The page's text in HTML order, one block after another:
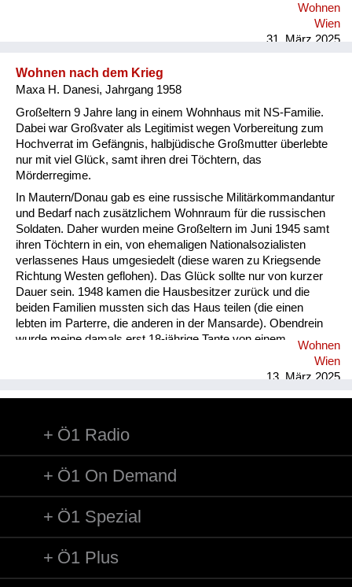
Wohnen
Wien
31. März 2025
Wohnen nach dem Krieg
Maxa H. Danesi, Jahrgang 1958
Großeltern 9 Jahre lang in einem Wohnhaus mit NS-Familie.
Dabei war Großvater als Legitimist wegen Vorbereitung zum
Hochverrat im Gefängnis, halbjüdische Großmutter überlebte
nur mit viel Glück, samt ihren drei Töchtern, das
Mörderregime.
In Mautern/Donau gab es eine russische Militärkommandantur
und Bedarf nach zusätzlichem Wohnraum für die russischen
Soldaten. Daher wurden meine Großeltern im Juni 1945 samt
ihren Töchtern in ein, von ehemaligen Nationalsozialisten
verlassenes Haus umgesiedelt (diese waren zu Kriegsende
Richtung Westen geflohen). Das Glück sollte nur von kurzer
Dauer sein. 1948 kamen die Hausbesitzer zurück und die
beiden Familien mussten sich das Haus teilen (die einen
lebten im Parterre, die anderen in der Mansarde). Obendrein
wurde meine damals erst 18-jährige Tante von einem
daraufhin samt Kind bei ihren Eltern (s.o.). Von 1949 - 1954
Zeit von den Großeltern aufgezogen. Erst 1957 normalisierte
meine Großeltern konnten dort einziehen. Über all diese
diese, und viel...
Wohnen
Wien
13. März 2025
Ö1 Radio
Ö1 On Demand
Ö1 Spezial
Ö1 Plus